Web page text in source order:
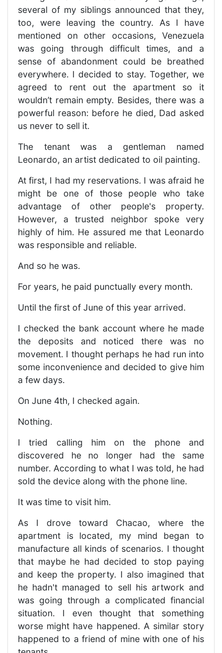
several of my siblings announced that they,
too, were leaving the country. As I have
mentioned on other occasions, Venezuela
was going through difficult times, and a
sense of abandonment could be breathed
everywhere. I decided to stay. Together, we
agreed to rent out the apartment so it
wouldn’t remain empty. Besides, there was a
powerful reason: before he died, Dad asked
us never to sell it.
The tenant was a gentleman named
Leonardo, an artist dedicated to oil painting.
At first, I had my reservations. I was afraid he
might be one of those people who take
advantage of other people's property.
However, a trusted neighbor spoke very
highly of him. He assured me that Leonardo
was responsible and reliable.
And so he was.
For years, he paid punctually every month.
Until the first of June of this year arrived.
I checked the bank account where he made
the deposits and noticed there was no
movement. I thought perhaps he had run into
some inconvenience and decided to give him
a few days.
On June 4th, I checked again.
Nothing.
I tried calling him on the phone and
discovered he no longer had the same
number. According to what I was told, he had
sold the device along with the phone line.
It was time to visit him.
As I drove toward Chacao, where the
apartment is located, my mind began to
manufacture all kinds of scenarios. I thought
that maybe he had decided to stop paying
and keep the property. I also imagined that
he hadn't managed to sell his artwork and
was going through a complicated financial
situation. I even thought that something
worse might have happened. A similar story
happened to a friend of mine with one of his